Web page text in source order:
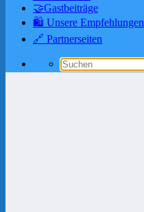
🤝Gastbeiträge
🛍️ Unsere Empfehlungen
🔗 Partnerseiten